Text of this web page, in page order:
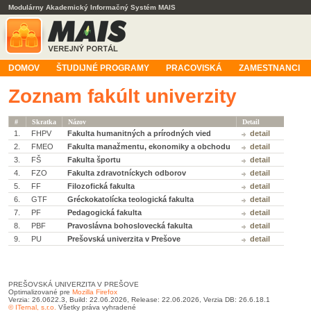
Modulárny Akademický Informačný Systém MAIS
DOMOV ŠTUDIJNÉ PROGRAMY PRACOVISKÁ ZAMESTNANCI
Zoznam fakúlt univerzity
# Skratka Názov Detail
1. FHPV Fakulta humanitných a prírodných vied
detail
2.
FMEO Fakulta manažmentu, ekonomiky a obchodu
detail
3.
FŠ Fakulta športu
detail
4.
FZO Fakulta zdravotníckych odborov
detail
5.
FF Filozofická fakulta
detail
6.
GTF Gréckokatolícka teologická fakulta
detail
7.
PF Pedagogická fakulta
detail
8.
PBF Pravoslávna bohoslovecká fakulta
detail
9.
PU Prešovská univerzita v Prešove detail
PREŠOVSKÁ UNIVERZITA V PREŠOVE
Optimalizované pre Mozilla Firefox
Verzia: 26.0622.3, Build: 22.06.2026, Release: 22.06.2026, Verzia DB: 26.6.18.1
© ITernal, s.r.o. Všetky práva vyhradené